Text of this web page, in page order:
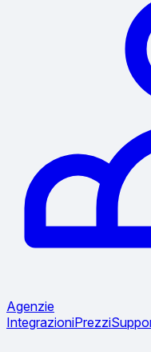
Agenzie
IntegrazioniPrezzi